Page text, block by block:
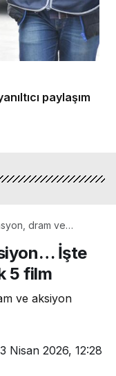
paylaşım
dram ve
girecek 5 film
İşte
5 film
ve aksiyon
Nisan 2026, 12:28